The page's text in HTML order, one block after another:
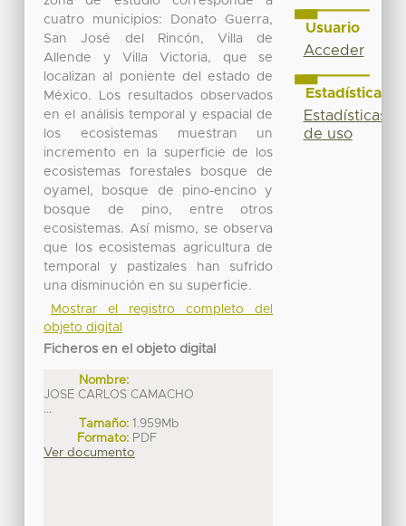
cuatro municipios: Donato Guerra,
San José del Rincón, Villa de
Allende y Villa Victoria, que se
localizan al poniente del estado de
México. Los resultados observados
en el análisis temporal y espacial de
los ecosistemas muestran un
incremento en la superficie de los
ecosistemas forestales bosque de
oyamel, bosque de pino-encino y
bosque de pino, entre otros
ecosistemas. Así mismo, se observa
que los ecosistemas agricultura de
temporal y pastizales han sufrido
una disminución en su superficie.
Mostrar el registro completo del
objeto digital
Ficheros en el objeto digital
Nombre:
JOSE CARLOS CAMACHO
...
Tamaño: 1.959Mb
Formato: PDF
Ver documento
Usuario
Acceder
Estadísticas
Estadísticas
de uso